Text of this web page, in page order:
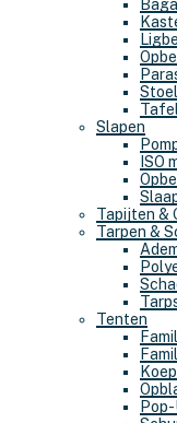
Slapen
ISO
Tapijten &
Tarpen &
Tenten